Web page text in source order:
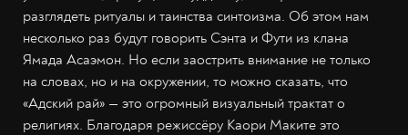
разглядеть ритуалы и таинства синтоизма. Об этом нам
несколько раз будут говорить Сэнта и Фути из клана
Ямада Асаэмон. Но если заострить внимание не только
на словах, но и на окружении, то можно сказать, что
«Адский рай» — это огромный визуальный трактат о
религиях. Благодаря режиссёру Каори Маките это